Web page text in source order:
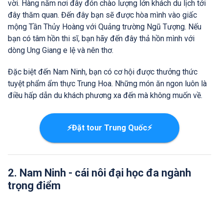
vời. Hàng năm nơi đây đón chào lượng lớn khách du lịch tới
đây thăm quan. Đến đây bạn sẽ được hòa mình vào giấc
mộng Tần Thủy Hoàng với Quảng trường Ngũ Tượng. Nếu
bạn có tâm hồn thi sĩ, bạn hãy đến đây thả hồn mình với
dòng Ung Giang e lệ và nên thơ.
Đặc biệt đến Nam Ninh, bạn có cơ hội được thưởng thức
tuyệt phẩm ẩm thực Trung Hoa. Những món ăn ngon luôn là
điều hấp dẫn du khách phương xa đến mà không muốn về.
⚡Đặt tour Trung Quốc⚡
2. Nam Ninh - cái nôi đại học đa ngành
trọng điểm